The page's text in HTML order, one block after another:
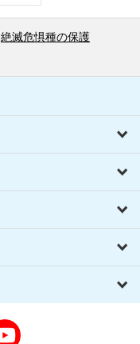
絶滅危惧種の保護